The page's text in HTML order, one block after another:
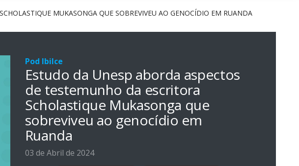
MUKASONGA QUE SOBREVIVEU AO GENOCÍDIO EM RUANDA
Pod Ibilce
Estudo da Unesp aborda aspectos
de testemunho da escritora
Scholastique Mukasonga que
sobreviveu ao genocídio em
Ruanda
03 de Abril de 2024